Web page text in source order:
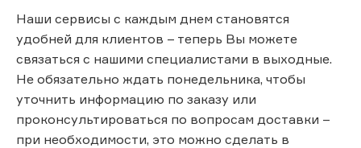
Наши сервисы с каждым днем становятся
удобней для клиентов – теперь Вы можете
связаться с нашими специалистами в выходные.
Не обязательно ждать понедельника, чтобы
уточнить информацию по заказу или
проконсультироваться по вопросам доставки –
при необходимости, это можно сделать в